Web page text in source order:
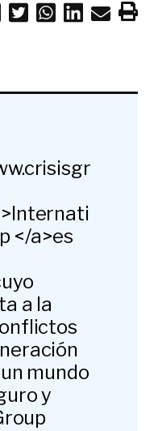
</a>es
a la
mundo
y